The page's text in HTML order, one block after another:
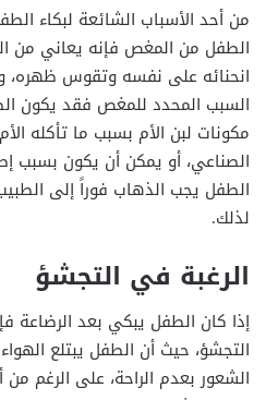
من أحد الأسباب الشائعة لبكاء
الطفل من المغص فإنه يعاني من
انحنائه على نفسه وتقوس ظهره،
السبب المحدد للمغص فقد يكون
مكونات لبن الأم بسبب ما تأكله
الصناعي، أو يمكن أن يكون بسبب
الطفل يجب الذهاب فوراً إلى
لذلك.
الرغبة في التجشؤ
إذا كان الطفل يبكي بعد الرضاعة
التجشؤ، حيث أن الطفل يبتلع
الشعور بعدم الراحة، على الرغم